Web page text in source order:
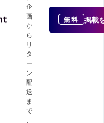
企
画
か
ら
リ
タ
ー
ン
配
送
ま
で
無料 掲載